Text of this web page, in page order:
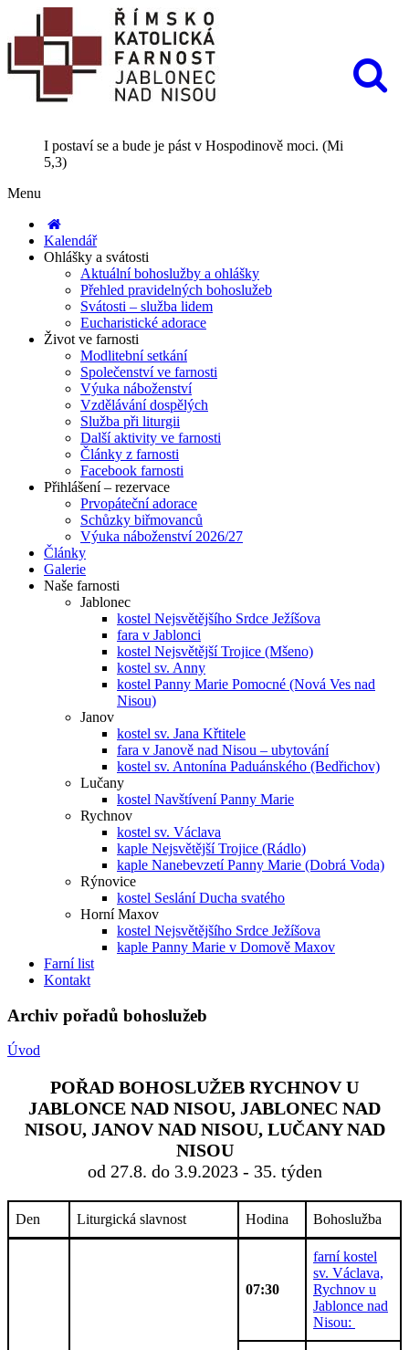
I postaví se a bude je pást v Hospodinově moci. (Mi
5,3)
Menu
Kalendář
Ohlášky a svátosti
Aktuální bohoslužby a ohlášky
Přehled pravidelných bohoslužeb
Svátosti – služba lidem
Eucharistické adorace
Život ve farnosti
Modlitební setkání
Společenství ve farnosti
Výuka náboženství
Vzdělávání dospělých
Služba při liturgii
Další aktivity ve farnosti
Články z farnosti
Facebook farnosti
Přihlášení – rezervace
Prvopáteční adorace
Schůzky biřmovanců
Výuka náboženství 2026/27
Články
Galerie
Naše farnosti
Jablonec
kostel Nejsvětějšího Srdce Ježíšova
fara v Jablonci
kostel Nejsvětější Trojice (Mšeno)
kostel sv. Anny
kostel Panny Marie Pomocné (Nová Ves nad
Nisou)
Janov
kostel sv. Jana Křtitele
fara v Janově nad Nisou – ubytování
kostel sv. Antonína Paduánského (Bedřichov)
Lučany
kostel Navštívení Panny Marie
Rychnov
kostel sv. Václava
kaple Nejsvětější Trojice (Rádlo)
kaple Nanebevzetí Panny Marie (Dobrá Voda)
Rýnovice
kostel Seslání Ducha svatého
Horní Maxov
kostel Nejsvětějšího Srdce Ježíšova
kaple Panny Marie v Domově Maxov
Farní list
Kontakt
Archiv pořadů bohoslužeb
Úvod
POŘAD BOHOSLUŽEB RYCHNOV U
JABLONCE NAD NISOU, JABLONEC NAD
NISOU, JANOV NAD NISOU, LUČANY NAD
NISOU
od 27.8. do 3.9.2023 - 35. týden
Den Liturgická slavnost Hodina Bohoslužba
07:30
farní kostel
sv. Václava,
Rychnov u
Jablonce nad
Nisou: